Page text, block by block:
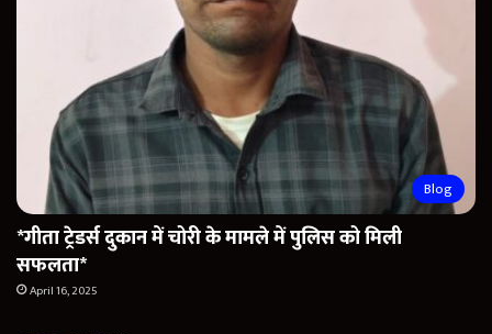
Blog
*गीता ट्रेडर्स दुकान में चोरी के मामले में पुलिस को मिली
सफलता*
April 16, 2025